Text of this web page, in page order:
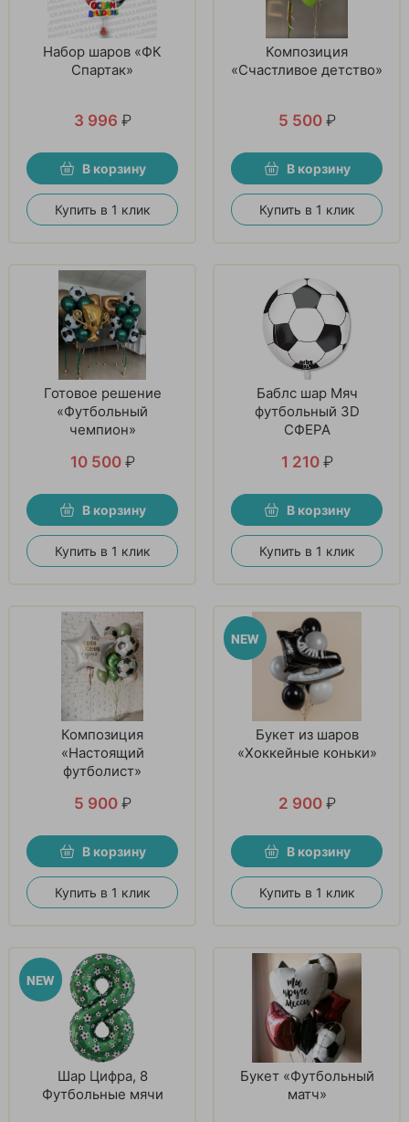
Набор шаров «ФК
Спартак»
3 996 ₽
В корзину
Купить в 1 клик
Композиция
«Счастливое детство»
5 500 ₽
В корзину
Купить в 1 клик
Готовое решение
«Футбольный
чемпион»
10 500 ₽
В корзину
Купить в 1 клик
Баблс шар Мяч
футбольный 3D
СФЕРА
1 210 ₽
В корзину
Купить в 1 клик
Композиция
«Настоящий
футболист»
5 900 ₽
В корзину
Купить в 1 клик
Букет из шаров
«Хоккейные коньки»
2 900 ₽
В корзину
Купить в 1 клик
Шар Цифра, 8
Футбольные мячи
Букет «Футбольный
матч»